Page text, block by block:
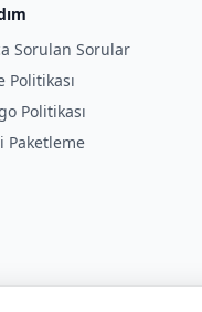
Sorulan Sorular
Politikası
Politikası
Paketleme